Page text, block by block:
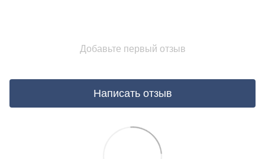
Добавьте первый отзыв
Написать отзыв